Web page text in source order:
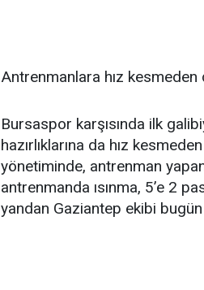
Antrenmanlara hız
Bursaspor karşısında ilk
hazırlıklarına da hız
yönetiminde, antrenman
antrenmanda ısınma, 5’e 2
yandan Gaziantep ekibi